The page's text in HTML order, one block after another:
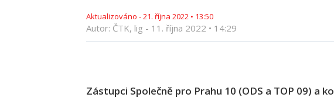
Aktualizováno -21. října 2022 • 13:50
Autor: ČTK, lig - 11. října 2022 • 14:29
Zástupci Společně pro Prahu 10 (ODS a TOP 09) a